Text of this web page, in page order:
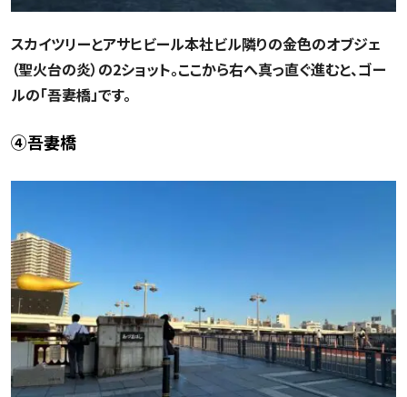
スカイツリーとアサヒビール本社ビル隣りの金色のオブジェ
（聖火台の炎）の2ショット。ここから右へ真っ直ぐ進むと、ゴー
ルの「吾妻橋」です。
④吾妻橋